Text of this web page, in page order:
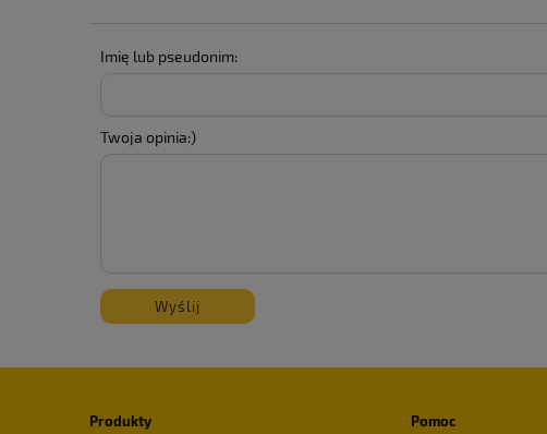
Imię lub pseudonim:
Twoja opinia:)
Wyślij
Produkty Pomoc